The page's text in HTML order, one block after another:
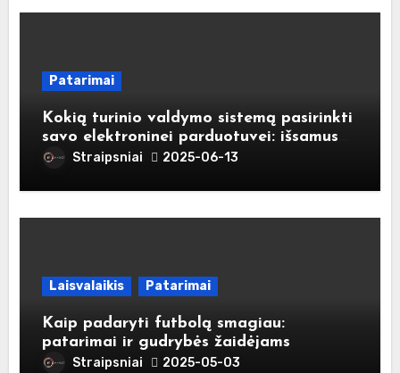
Patarimai
Kokią turinio valdymo sistemą pasirinkti
savo elektroninei parduotuvei: išsamus
gidas naujokams
Straipsniai 2025-06-13
Laisvalaikis Patarimai
Kaip padaryti futbolą smagiau:
patarimai ir gudrybės žaidėjams
Straipsniai 2025-05-03